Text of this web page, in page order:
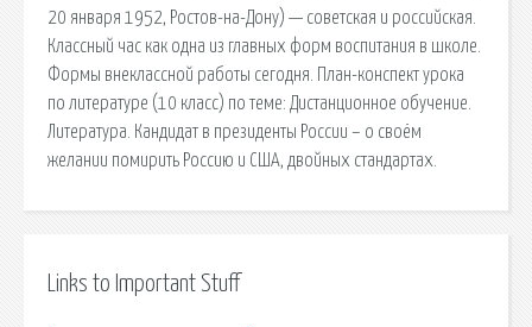
20 января 1952, Ростов-на-Дону) — советская и российская.
Классный час как одна из главных форм воспитания в школе.
Формы внеклассной работы сегодня. План-конспект урока
по литературе (10 класс) по теме: Дистанционное обучение.
Литература. Кандидат в президенты России – о своём
желании помирить Россию и США, двойных стандартах.
Links to Important Stuff